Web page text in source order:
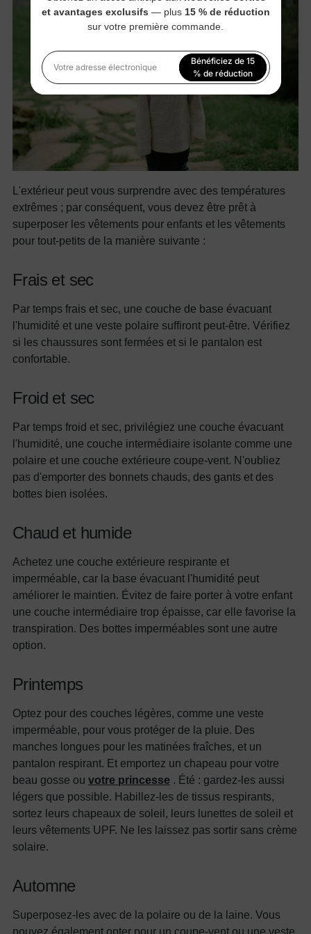
L'extérieur peut vous surprendre avec des températures
extrêmes ; par conséquent, vous devez être prêt à
superposer les vêtements pour enfants et les vêtements
pour tout-petits de la manière suivante :
Frais et sec
Par temps frais et sec, une couche de base évacuant
l'humidité et une veste polaire suffiront peut-être. Vérifiez
si les chaussures sont fermées et si le pantalon est
confortable.
Froid et sec
Par temps froid et sec, privilégiez une couche évacuant
l'humidité, une couche intermédiaire isolante comme une
polaire et une couche extérieure coupe-vent. N'oubliez
pas d'emporter des bonnets chauds, des gants et des
bottes bien isolées.
Chaud et humide
Achetez une couche extérieure respirante et
imperméable, car la base évacuant l'humidité peut
améliorer le maintien. Évitez de faire porter à votre enfant
une couche intermédiaire trop épaisse, car elle favorise la
transpiration. Des bottes imperméables sont une autre
option.
Printemps
Optez pour des couches légères, comme une veste
imperméable, pour vous protéger de la pluie. Des
manches longues pour les matinées fraîches, et un
pantalon respirant. Et emportez un chapeau pour votre
beau gosse ou votre princesse . Été : gardez-les aussi
légers que possible. Habillez-les de tissus respirants,
sortez leurs chapeaux de soleil, leurs lunettes de soleil et
leurs vêtements UPF. Ne les laissez pas sortir sans crème
solaire.
Automne
Superposez-les avec de la polaire ou de la laine. Vous
pouvez également opter pour un coupe-vent ou une veste
et avantages exclusifs — plus 15 % de réduction
sur votre première commande.
Votre adresse électronique
Bénéficiez de 15
% de réduction
En vous inscrivant, vous acceptez notre
confidentialité